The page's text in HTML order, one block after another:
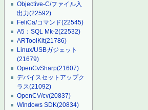
Objective-C/ファイル入
出力(22592)
FeliCa/コマンド(22545)
A5：SQL Mk-2(22532)
ARToolKit(21786)
Linux/USBガジェット
(21679)
OpenCvSharp(21607)
デバイスセットアップク
ラス(21092)
OpenCV/cv(20837)
Windows SDK(20834)